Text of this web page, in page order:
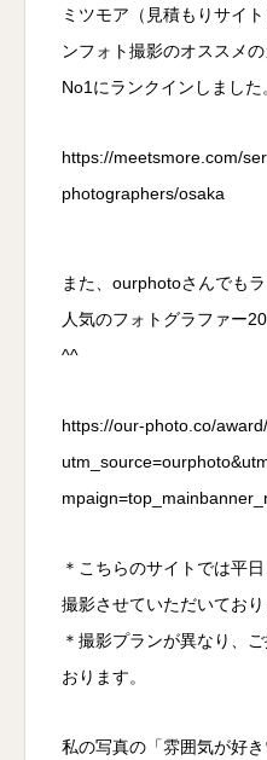
ミツモア（見積もりサイ
ンフォト撮影のオススメ
No1にランクインしました
https://meetsmore.com/
photographers/osaka
また、ourphotoさんでもラ
人気のフォトグラファー
^^
https://our-photo.co/
＊こちらのサイトでは平
撮影させていただいており
＊撮影プランが異なり、
おります。
私の写真の「雰囲気が好